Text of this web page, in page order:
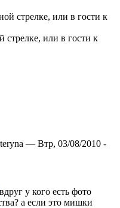
стрелке, или в гости к
— Втр, 03/08/2010 -
вдруг у кого есть фото
а если это мишки